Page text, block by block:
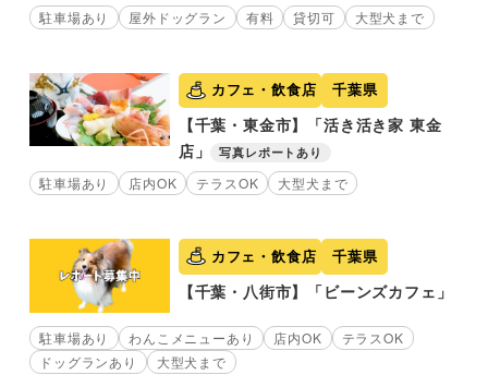
駐車場あり 屋外ドッグラン 有料 貸切可 大型犬まで
カフェ・飲食店 千葉県
【千葉・東金市】「活き活き家 東金
店」
写真レポートあり
駐車場あり 店内OK テラスOK 大型犬まで
カフェ・飲食店 千葉県
【千葉・八街市】「ビーンズカフェ」
駐車場あり わんこメニューあり 店内OK
テラスOK
ドッグランあり
大型犬まで